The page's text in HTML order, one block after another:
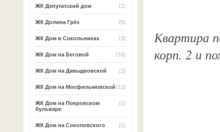
(1)
ЖК Депутатский дом
(5)
ЖК Долина Грёз
(3)
ЖК Дом в Сокольниках
(16)
ЖК Дом на Беговой
(2)
ЖК Дом на Давыдковской
(12)
ЖК Дом на Мосфильмовской
(1)
ЖК Дом на Покровском
бульваре
(1)
ЖК Дом на Соколовского
Квартира
корп. 2 и